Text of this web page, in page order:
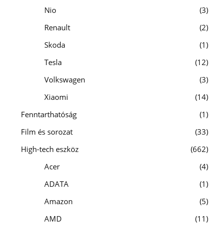
Nio
3
Renault
2
Skoda
1
Tesla
12
Volkswagen
3
Xiaomi
14
Fenntarthatóság
1
Film és sorozat
33
High-tech eszköz
662
Acer
4
ADATA
1
Amazon
5
AMD
11